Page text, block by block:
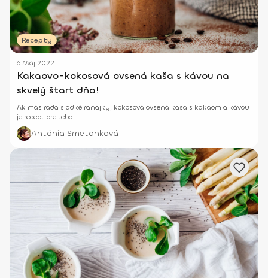
Recepty
6 Máj 2022
Kakaovo-kokosová ovsená kaša s kávou na
skvelý štart dňa!
Ak máš rada sladké raňajky, kokosová ovsená kaša s kakaom a kávou
je recept pre teba.
Antónia Smetanková